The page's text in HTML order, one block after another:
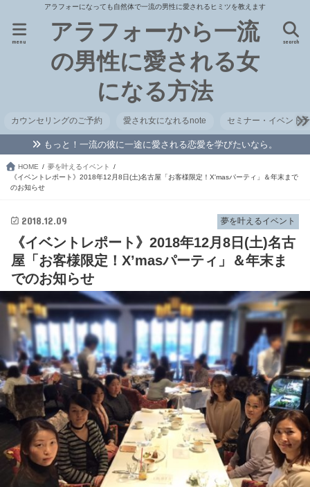
アラフォーになっても自然体で一流の男性に愛されるヒミツを教えます
アラフォーから一流
の男性に愛される女
になる方法
search
menu
カウンセリングのご予約 愛され女になれるnote セミナー・イベント
もっと！一流の彼に一途に愛される恋愛を学びたいなら。
HOME
夢を叶えるイベント
《イベントレポート》2018年12月8日(土)名古屋「お客様限定！X'masパーティ」＆年末まで
のお知らせ
夢を叶えるイベント
2018.12.09
《イベントレポート》2018年12月8日(土)名古
屋「お客様限定！X’masパーティ」＆年末ま
でのお知らせ